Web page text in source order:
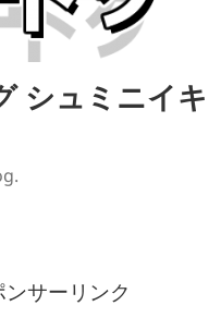
シュミニイキ
ンサーリンク